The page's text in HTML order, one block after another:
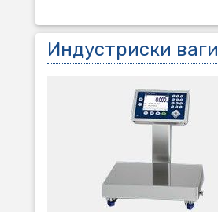
Индустриски ваги